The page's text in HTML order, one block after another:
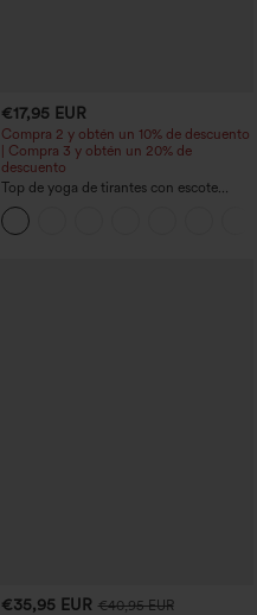
+10
€17,95 EUR
Compra 2 y obtén un 10% de descuento
| Compra 3 y obtén un 20% de
descuento
Top de yoga de tirantes con escote
redondo, fruncido y tacto fresco -
UPF50+
€35,95 EUR €40,95 EUR